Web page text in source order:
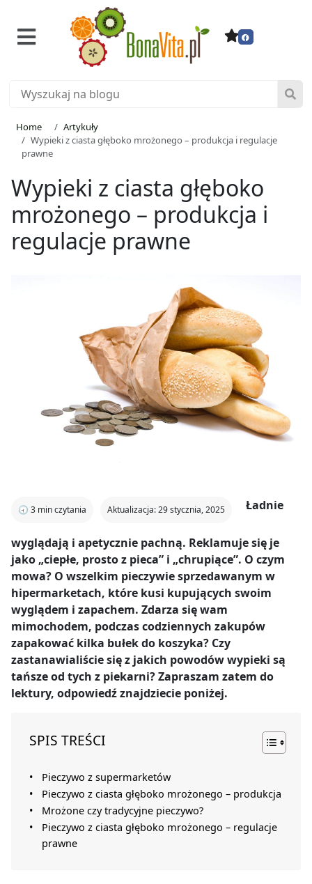
Home
Artykuły
Wypieki z ciasta głęboko mrożonego – produkcja i regulacje
prawne
Wypieki z ciasta głęboko
mrożonego – produkcja i
regulacje prawne
🕣 3 min czytania Aktualizacja: 29 stycznia, 2025 Ładnie
wyglądają i apetycznie pachną. Reklamuje się je
jako „ciepłe, prosto z pieca” i „chrupiące”. O czym
mowa? O wszelkim pieczywie sprzedawanym w
hipermarketach, które kusi kupujących swoim
wyglądem i zapachem. Zdarza się wam
mimochodem, podczas codziennych zakupów
zapakować kilka bułek do koszyka? Czy
zastanawialiście się z jakich powodów wypieki są
tańsze od tych z piekarni? Zapraszam zatem do
lektury, odpowiedź znajdziecie poniżej.
SPIS TREŚCI
Pieczywo z supermarketów
Pieczywo z ciasta głęboko mrożonego – produkcja
Mrożone czy tradycyjne pieczywo?
Pieczywo z ciasta głęboko mrożonego – regulacje
prawne